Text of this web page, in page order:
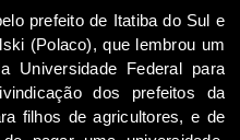
prefeito de Itatiba do Sul e
(Polaco), que lembrou um
Universidade Federal para
dos prefeitos da
filhos de agricultores, e de